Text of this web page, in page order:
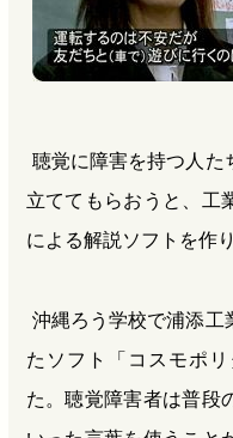
聴覚に障害を持つ人た
立ててもらおうと、工
による解説ソフトを作
沖縄ろう学校で浦添工
たソフト「コスモポ
た。聴覚障害者は普段